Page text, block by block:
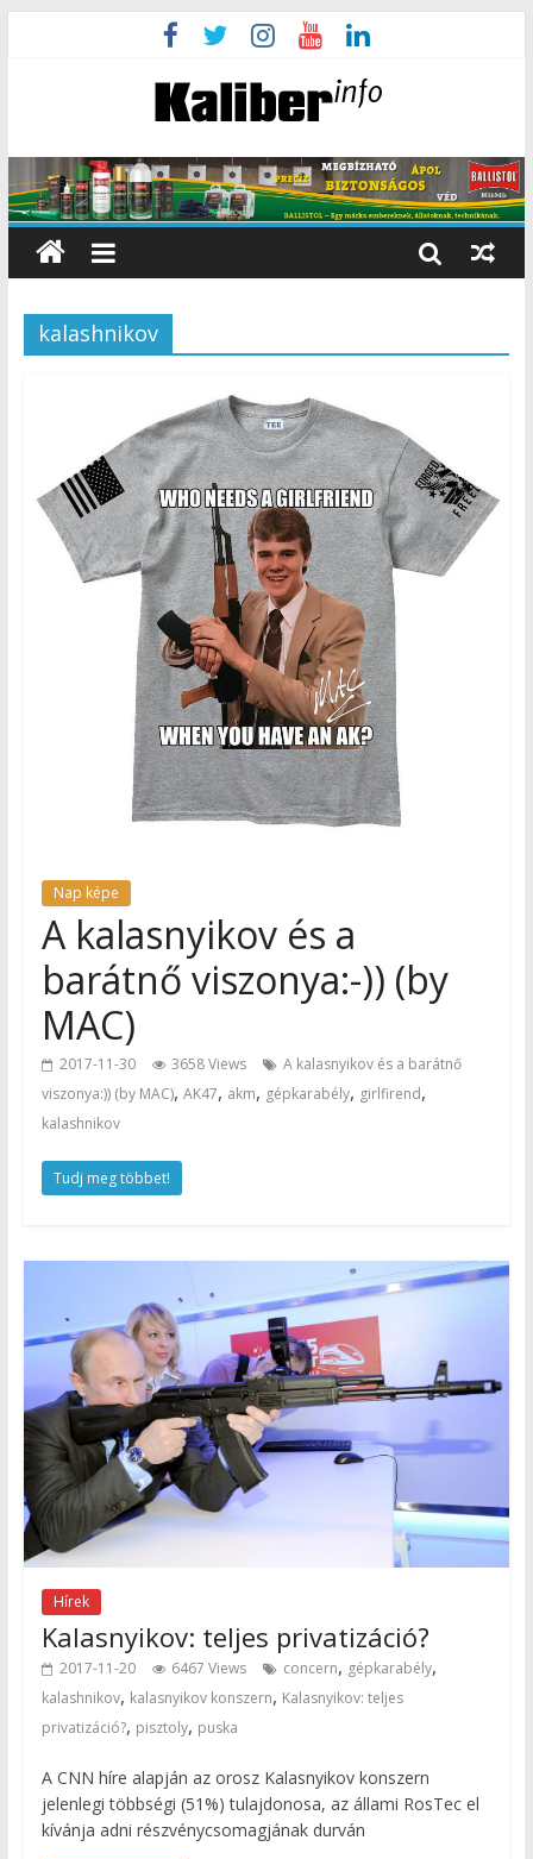
kalashnikov
Nap képe
A kalasnyikov és a
barátnő viszonya:-)) (by
MAC)
2017-11-30 3658 Views
A kalasnyikov és a barátnő
viszonya:)) (by MAC), AK47, akm, gépkarabély, girlfirend,
kalashnikov
Tudj meg többet!
Hírek
Kalasnyikov: teljes privatizáció?
2017-11-20 6467 Views concern, gépkarabély,
kalashnikov, kalasnyikov konszern, Kalasnyikov: teljes
privatizáció?, pisztoly, puska
A CNN híre alapján az orosz Kalasnyikov konszern
jelenlegi többségi (51%) tulajdonosa, az állami RosTec el
kívánja adni részvénycsomagjának durván